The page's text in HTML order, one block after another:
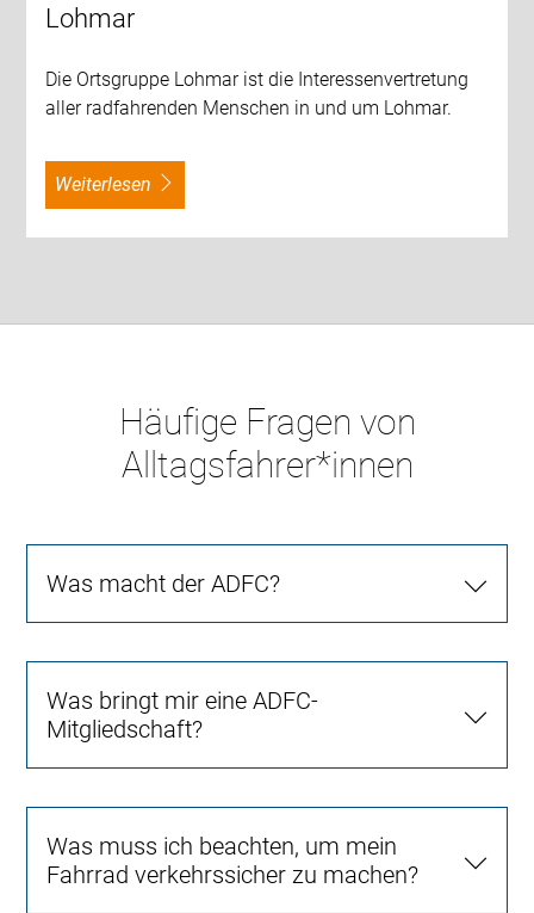
Lohmar
Die Ortsgruppe Lohmar ist die Interessenvertretung
aller radfahrenden Menschen in und um Lohmar.
weiterlesen
Häufige Fragen von
Alltagsfahrer*innen
Was macht der ADFC?
Was bringt mir eine ADFC-
Mitgliedschaft?
Was muss ich beachten, um mein
Fahrrad verkehrssicher zu machen?